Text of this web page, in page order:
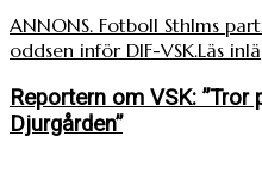
ANNONS. Fotboll Sthlms
oddsen inför DIF-VSK.Läs
Reportern om VSK:
Djurgården”